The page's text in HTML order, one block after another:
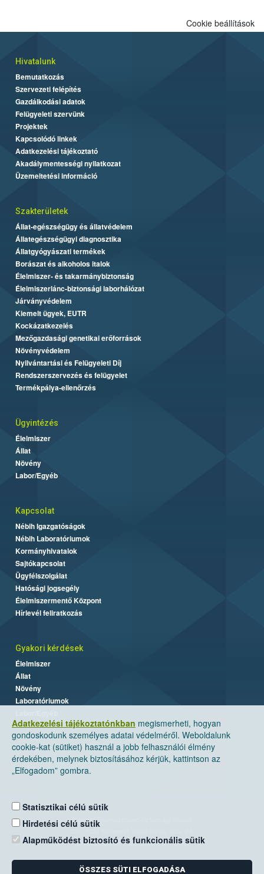
Adatkezelési tájékoztatónkban megismerheti, hogyan
gondoskodunk személyes adatai védelméről. Weboldalunk
cookie-kat (sütiket) használ a jobb felhasználói élmény
érdekében, melynek biztosításához kérjük, kattintson az
„Elfogadom” gombra.
Statisztikai célú sütik
Hirdetési célú sütik
Alapműködést biztosító és funkcionális sütik
ÖSSZES SÜTI ELFOGADÁSA
Cookie beállítások
Hivatalunk
Bemutatkozás
Szervezeti felépítés
Gazdálkodási adatok
Felügyeleti szervünk
Projektek
Kapcsolódó linkek
Adatkezelési tájékoztató
Akadálymentességi nyilatkozat
Üzemeltetési információ
Szakterületek
Állat-egészségügy és állatvédelem
Állategészségügyi diagnosztika
Állatgyógyászati termékek
Borászat és alkoholos italok
Élelmiszer- és takarmánybiztonság
Élelmiszerlánc-biztonsági laborhálózat
Járványvédelem
Kiemelt ügyek, EUTR
Kockázatkezelés
Mezőgazdasági genetikai erőforrások
Növényvédelem
Nyilvántartási és Felügyeleti Díj
Rendszerszervezés és felügyelet
Termékpálya-ellenőrzés
Ügyintézés
Élelmiszer
Állat
Növény
Labor/Egyéb
Kapcsolat
Nébih Igazgatóságok
Nébih Laboratóriumok
Kormányhivatalok
Sajtókapcsolat
Ügyfélszolgálat
Hatósági jogsegély
Élelmiszermentő Központ
Hírlevél feliratkozás
Gyakori kérdések
Élelmiszer
Állat
Növény
Laboratóriumok
Nemzeti Élelmiszerlánc-biztonsági Hivatal
Levelezési cím: 1525 Budapest. Pf. 30.